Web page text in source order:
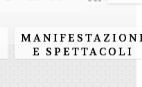
E SPETTACOLI